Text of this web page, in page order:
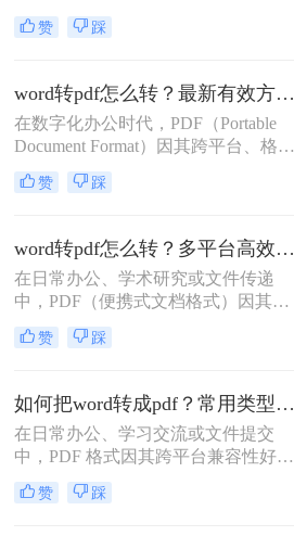
Format，便携式文档格式）因其卓越
的跨平台一致性、不易编辑的特性和
首选。而Microsoft Word则是我们创作
和编辑文档最常用的工具。因此，掌
握如何将Word文档完美地转换为
PDF，是每个现代办公人士和学生的
必备技能。
赞 踩
word转pdf怎么转？最新有效方法全解析！
在数字化办公时代，PDF（Portable
Document Format）因其跨平台、格式
固定、不易被编辑的特性，已成为文
档分发、归档和打印的首选格式。而
容的主要工具。因此，将Word文档完
美地转换为PDF，是一项几乎每个人
都会遇到的核心需求。
赞 踩
word转pdf怎么转？多平台高效转换方法详解！
在日常办公、学术研究或文件传递
中，PDF（便携式文档格式）因其跨
平台、格式固定、不易被篡改的特
性，已成为文件分发和归档的首选格
档编辑工具，我们经常需要将其编辑
好的文档转换为PDF。无论是为了提
交作业、发送简历，还是发布报告，
一个高质量的PDF转换至关重要。
赞 踩
如何把word转成pdf？常用类型方法解析！
在日常办公、学习交流或文件提交
中，PDF 格式因其跨平台兼容性好、
格式不易被随意修改、体积相对可
控、安全性较高等特点，成为文件分
赞 踩